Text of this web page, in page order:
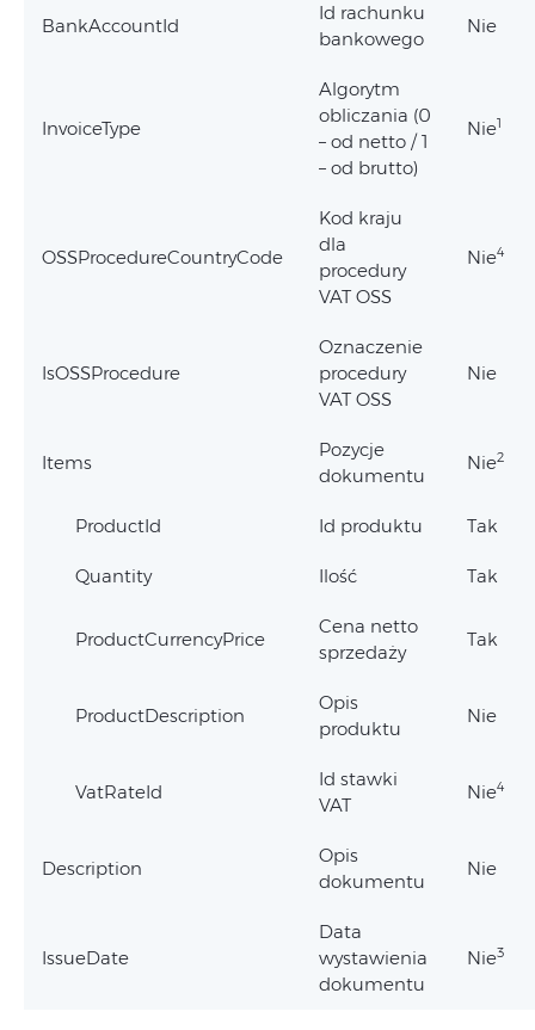
BankAccountId
Id rachunku
bankowego
Nie
InvoiceType
Algorytm
obliczania (0
– od netto / 1
– od brutto)
Nie1
OSSProcedureCountryCode
Kod kraju
dla
procedury
VAT OSS
Nie4
IsOSSProcedure
Oznaczenie
procedury
VAT OSS
Nie
Items
Pozycje
dokumentu
Nie2
ProductId Id produktu Tak
Quantity Ilość Tak
ProductCurrencyPrice
Cena netto
sprzedaży
Tak
ProductDescription
Opis
produktu
Nie
VatRateId
Id stawki
VAT
Nie4
Description
Opis
dokumentu
Nie
IssueDate
Data
wystawienia
dokumentu
Nie3